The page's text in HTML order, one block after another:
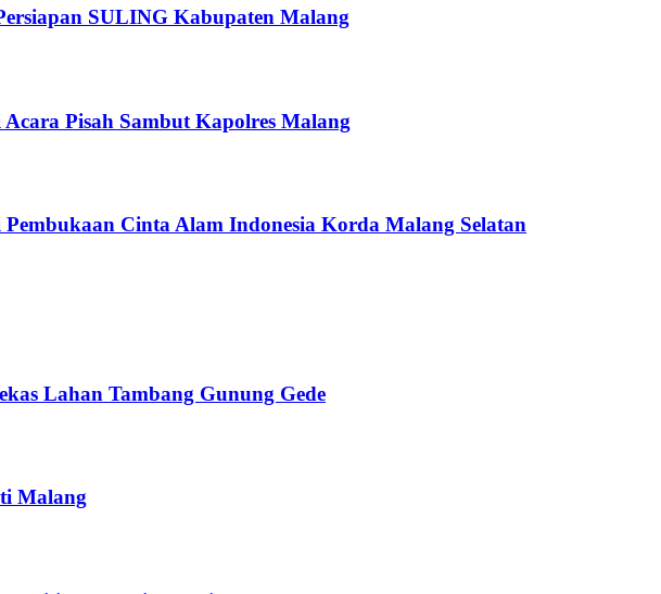
SULING Kabupaten Malang
Pisah Sambut Kapolres Malang
Cinta Alam Indonesia Korda Malang Selatan
Lahan Tambang Gunung Gede
Malang